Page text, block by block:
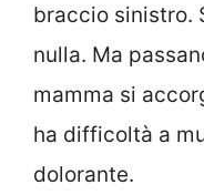
braccio sinistro.
nulla. Ma
mamma si
ha difficoltà a
dolorante.